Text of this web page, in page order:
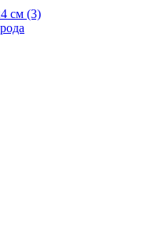
см (3)